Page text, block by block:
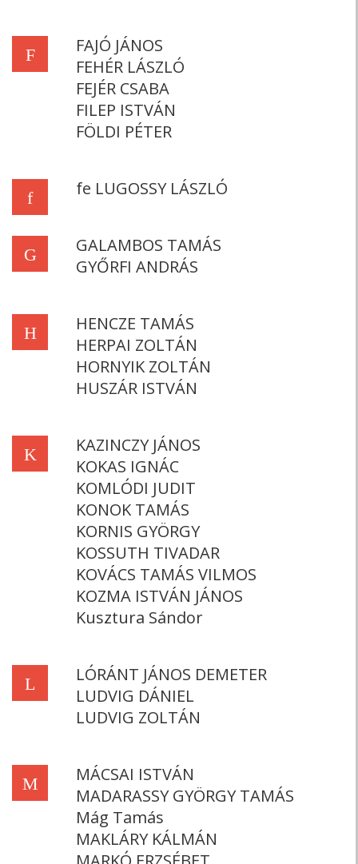
F
FAJÓ JÁNOS
FEHÉR LÁSZLÓ
FEJÉR CSABA
FILEP ISTVÁN
FÖLDI PÉTER
f fe LUGOSSY LÁSZLÓ
G
GALAMBOS TAMÁS
GYŐRFI ANDRÁS
H
HENCZE TAMÁS
HERPAI ZOLTÁN
HORNYIK ZOLTÁN
HUSZÁR ISTVÁN
K
KAZINCZY JÁNOS
KOKAS IGNÁC
KOMLÓDI JUDIT
KONOK TAMÁS
KORNIS GYÖRGY
KOSSUTH TIVADAR
KOVÁCS TAMÁS VILMOS
KOZMA ISTVÁN JÁNOS
Kusztura Sándor
L
LÓRÁNT JÁNOS DEMETER
LUDVIG DÁNIEL
LUDVIG ZOLTÁN
M
MÁCSAI ISTVÁN
MADARASSY GYÖRGY TAMÁS
Mág Tamás
MAKLÁRY KÁLMÁN